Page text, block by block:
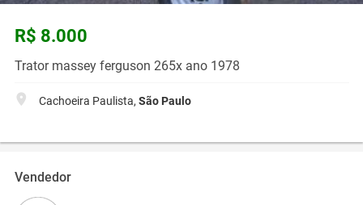
R$ 8.000
Trator massey ferguson 265x ano 1978
Cachoeira Paulista, São Paulo
Vendedor